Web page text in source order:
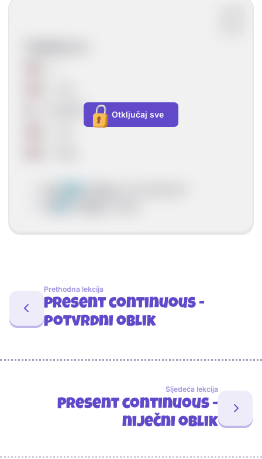
→ he/she/it
Otključaj sve
Prethodna lekcija
Present continuous -
potvrdni oblik
Sljedeća lekcija
Present continuous -
niječni oblik